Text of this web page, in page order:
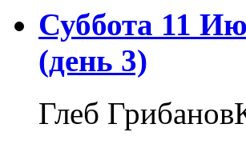
Суббота 11
(день 3)
Глеб